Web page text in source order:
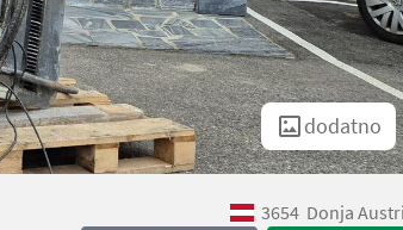
dodatno
3654 Donja